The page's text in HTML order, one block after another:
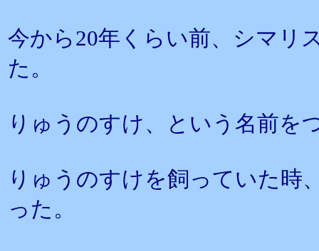
今から20年くらい前、シマリ
た。
りゅうのすけ、という名前を
りゅうのすけを飼っていた時
った。